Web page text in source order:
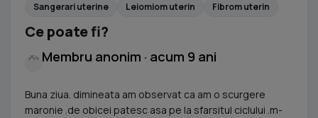
Sangerari uterine
Leiomiom uterin Fibrom uterin
Ce poate fi?
Membru anonim · acum 9 ani
Buna ziua. dimineata am observat ca am o scurgere
maronie .de obicei patesc asa pe la sfarsitul ciclului .m-